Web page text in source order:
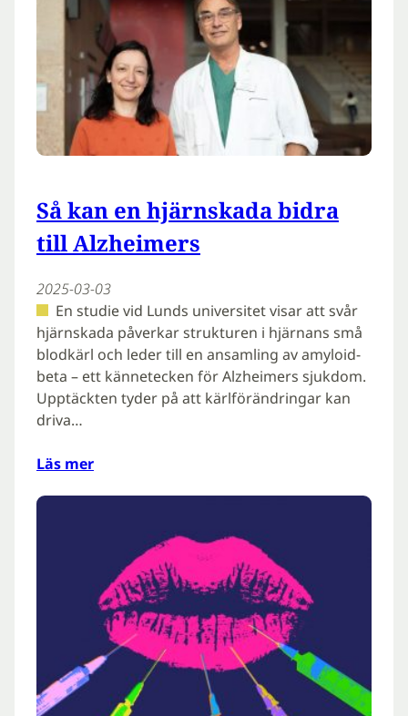
Så kan en hjärnskada bidra
till Alzheimers
2025-03-03
En studie vid Lunds universitet visar att svår
hjärnskada påverkar strukturen i hjärnans små
blodkärl och leder till en ansamling av amyloid-
beta – ett kännetecken för Alzheimers sjukdom.
Upptäckten tyder på att kärlförändringar kan
driva…
Läs mer